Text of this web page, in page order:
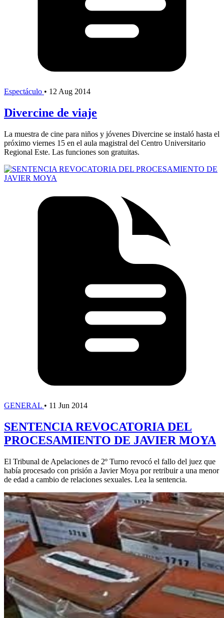
Espectáculo • 12 Aug 2014
Divercine de viaje
La muestra de cine para niños y jóvenes Divercine se instaló hasta el
próximo viernes 15 en el aula magistral del Centro Universitario
Regional Este. Las funciones son gratuitas.
GENERAL • 11 Jun 2014
SENTENCIA REVOCATORIA DEL
PROCESAMIENTO DE JAVIER MOYA
El Tribunal de Apelaciones de 2º Turno revocó el fallo del juez que
había procesado con prisión a Javier Moya por retribuir a una menor
de edad a cambio de relaciones sexuales. Lea la sentencia.